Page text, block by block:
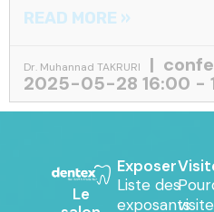
READ MORE »
Dr. Muhannad TAKRURI
2025-05-28 16:00 -
Le
Exposer
Liste des
exposants